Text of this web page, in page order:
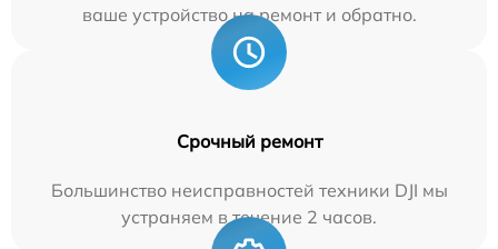
ваше устройство на ремонт и обратно.
Срочный ремонт
Большинство неисправностей техники DJI мы
устраняем в течение 2 часов.